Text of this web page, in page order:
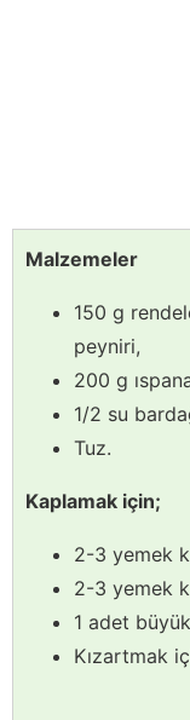
Malzemeler
150 g
peyniri,
200 g
1/2 su
Tuz.
Kaplamak için;
2-3 yemek
2-3 yemek
1 adet
Kızartmak